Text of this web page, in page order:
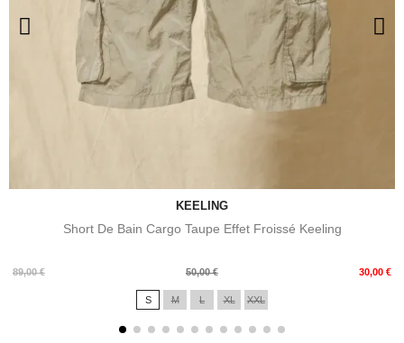
KEELING
Short De Bain Cargo Taupe Effet Froissé Keeling
89,00 €
Prix
50,00 € 30,00 €
Prix
S M L XL XXL